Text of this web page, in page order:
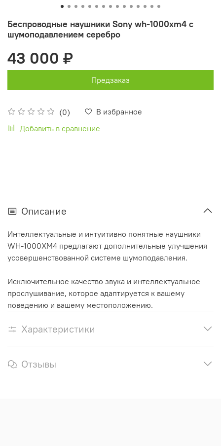
Беспроводные наушники Sony wh-1000xm4 с
шумоподавлением серебро
(0)
В избранное
Добавить в сравнение
43 000 ₽
Предзаказ
Описание
Интеллектуальные и интуитивно понятные наушники
WH-1000XM4 предлагают дополнительные улучшения
усовершенствованной системе шумоподавления.
Исключительное качество звука и интеллектуальное
прослушивание, которое адаптируется к вашему
поведению и вашему местоположению.
Характеристики
Отзывы